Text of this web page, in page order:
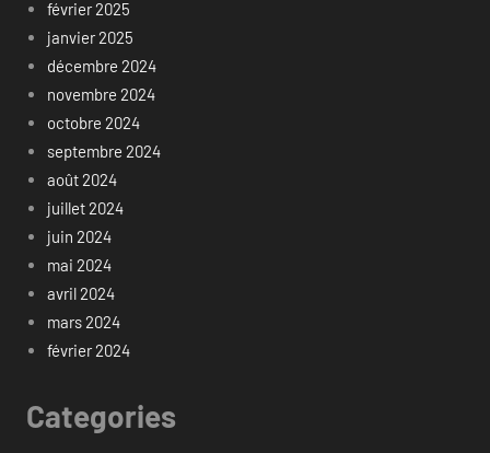
février 2025
janvier 2025
décembre 2024
novembre 2024
octobre 2024
septembre 2024
août 2024
juillet 2024
juin 2024
mai 2024
avril 2024
mars 2024
février 2024
Categories